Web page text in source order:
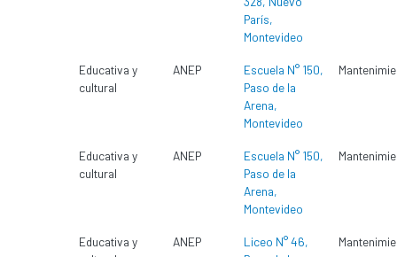
París,
Montevideo
Educativa y
cultural
ANEP
Escuela N° 150,
Paso de la
Arena,
Montevideo
Educativa y
cultural
ANEP
Escuela N° 150,
Paso de la
Arena,
Montevideo
Educativa y
ANEP
Liceo N° 46,